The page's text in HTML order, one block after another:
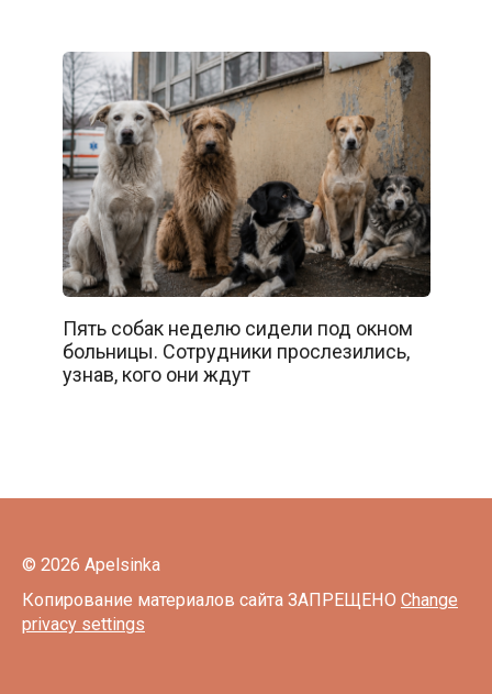
Пять собак неделю сидели под окном
больницы. Сотрудники прослезились,
узнав, кого они ждут
© 2026 Apelsinka
Копирование материалов сайта ЗАПРЕЩЕНО Change
privacy settings